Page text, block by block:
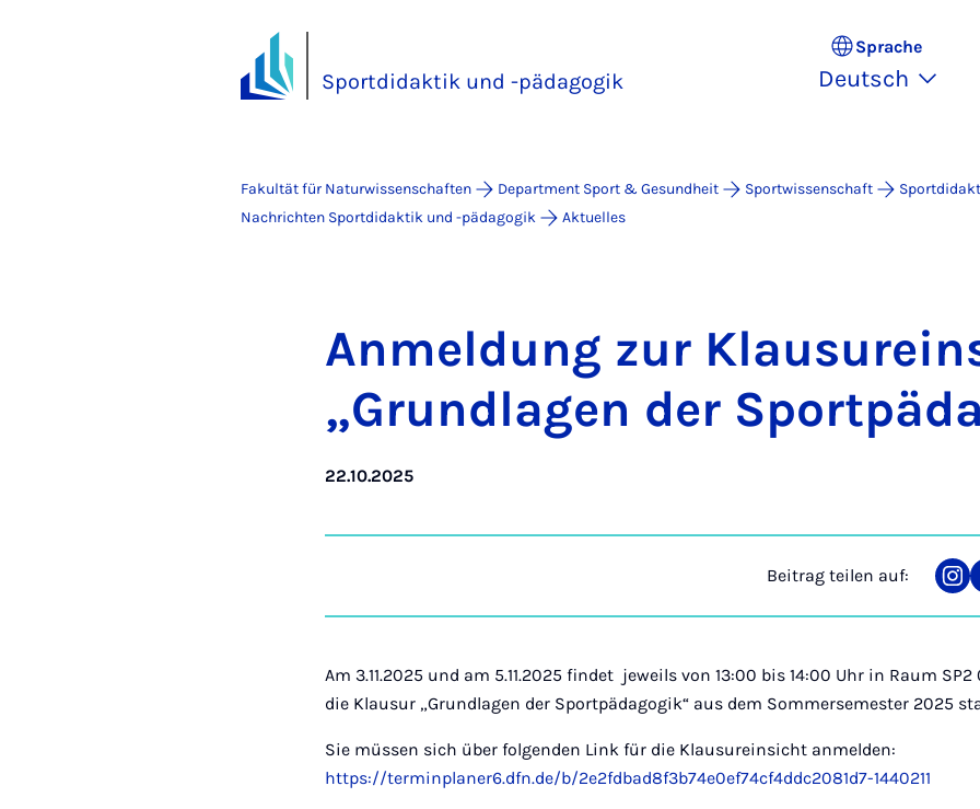
Sportdidaktik und -pädagogik
Sprache
Deutsch
Fakultät für Naturwissenschaften Department Sport & Gesundheit Sportwissenschaft
Nachrichten Sportdidaktik und -pädagogik
Aktuelles
An­mel­dung zur
„Grund­la­gen der
22.10.2025
Beitrag teilen auf:
auf
Am 3.11.2025 und am 5.11.2025 findet jeweils von 13:00 bis 14:00 Uhr in Raum
die Klausur „Grundlagen der Sportpädagogik“ aus dem Sommersemester 2025
Sie müssen sich über folgenden Link für die Klausureinsicht anmelden:
https://terminplaner6.dfn.de/b/2e2fdbad8f3b74e0ef74cf4ddc2081d7-1440211